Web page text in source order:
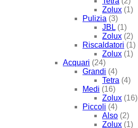
Zolux (1)
Pulizia (3)
JBL (1)
Zolux (2)
Riscaldatori (1)
Zolux (1)
Acquari (24)
Grandi (4)
Tetra (4)
Medi (16)
Zolux (16)
Piccoli (4)
Also (2)
Zolux (1)